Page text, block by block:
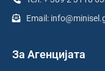
Email:
За Агенцијата